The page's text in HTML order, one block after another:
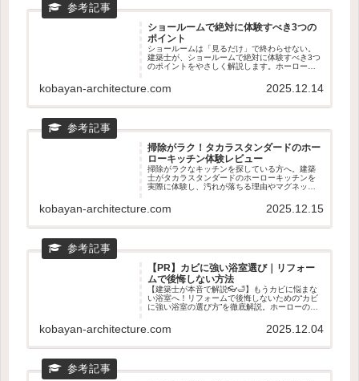
ショールームで絶対に体験すべき3つの
ポイント
ショールームは「見るだけ」で終わらせない。
建築士が、ショールームで絶対に体験すべき3つ
のポイントをやさしく解説します。ホーローの
地まで。新築・リフォームどちらにも役立つ、
後悔しない見学のコツがわかる記事です。
kobayan-architecture.com 2025.12.14
掃除がラク！タカラスタンダードのホー
ローキッチン体験レビュー
掃除がラクなキッチンを探している方へ。建築
士がタカラスタンダードのホーローキッチンを
実際に体験し、汚れが落ちる理由やマグネット
の相性やショールームで見るべきポイントもわ
かる、後悔しないキッチン選びの記事です。
kobayan-architecture.com 2025.12.15
【PR】カビに強い浴室選び｜リフォー
ムで後悔しない方法
【建築士が本音で解説👓🛁】もうカビに悩まな
い浴室へ！リフォームで後悔しないための“カビ
に強い浴室の選び方”を徹底解説。ホーローの汚
カラスタンダードが選ばれる理由を専門目線で
紹介。ショールームで確認すべきポイントもわ
kobayan-architecture.com 2025.12.04